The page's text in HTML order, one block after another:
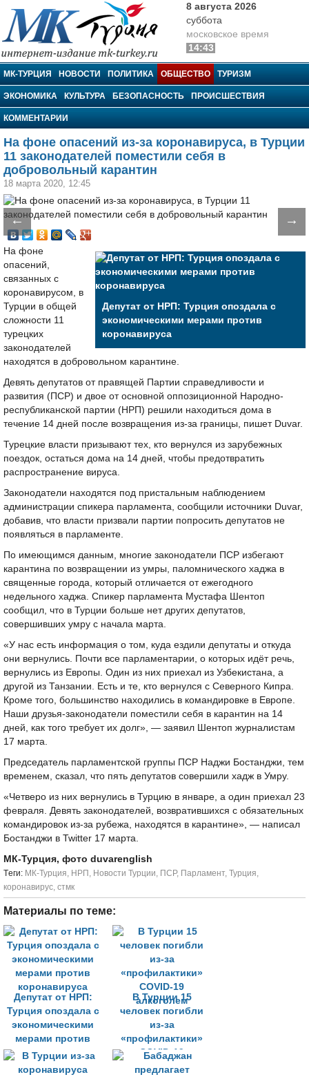
МК-Турция
8 августа 2026
суббота
московское время
14:43
МК-ТУРЦИЯ НОВОСТИ ПОЛИТИКА ОБЩЕСТВО ТУРИЗМ
ЭКОНОМИКА КУЛЬТУРА БЕЗОПАСНОСТЬ ПРОИСШЕСТВИЯ
КОММЕНТАРИИ
На фоне опасений из-за коронавируса, в Турции
11 законодателей поместили себя в
добровольный карантин
18 марта 2020, 12:45
← →
Депутат от НРП: Турция опоздала с
экономическими мерами против
коронавируса
На фоне
опасений,
связанных с
коронавирусом, в
Турции в общей
сложности 11
турецких
законодателей
находятся в добровольном карантине.
Девять депутатов от правящей Партии справедливости и
развития (ПСР) и двое от основной оппозиционной Народно-
республиканской партии (НРП) решили находиться дома в
течение 14 дней после возвращения из-за границы, пишет Duvar.
Турецкие власти призывают тех, кто вернулся из зарубежных
поездок, остаться дома на 14 дней, чтобы предотвратить
распространение вируса.
Законодатели находятся под пристальным наблюдением
администрации спикера парламента, сообщили источники Duvar,
добавив, что власти призвали партии попросить депутатов не
появляться в парламенте.
По имеющимся данным, многие законодатели ПСР избегают
карантина по возвращении из умры, паломнического хаджа в
священные города, который отличается от ежегодного
недельного хаджа. Спикер парламента Мустафа Шентоп
сообщил, что в Турции больше нет других депутатов,
совершивших умру с начала марта.
«У нас есть информация о том, куда ездили депутаты и откуда
они вернулись. Почти все парламентарии, о которых идёт речь,
вернулись из Европы. Один из них приехал из Узбекистана, а
другой из Танзании. Есть и те, кто вернулся с Северного Кипра.
Кроме того, большинство находились в командировке в Европе.
Наши друзья-законодатели поместили себя в карантин на 14
дней, как того требует их долг», — заявил Шентоп журналистам
17 марта.
Председатель парламентской группы ПСР Наджи Бостанджи, тем
временем, сказал, что пять депутатов совершили хадж в Умру.
«Четверо из них вернулись в Турцию в январе, а один приехал 23
февраля. Девять законодателей, возвратившихся с обязательных
командировок из-за рубежа, находятся в карантине», — написал
Бостанджи в Twitter 17 марта.
МК-Турция, фото duvarenglish
Tеги: МК-Турция, НРП , Новости Турции, ПСР, Парламент, Турция,
коронавирус, стмк
Материалы по теме:
Депутат от НРП:
Турция опоздала с
экономическими
мерами против
коронавируса
В Турции 15
человек погибли
из-за
«профилактики»
COVID-19
алкоголем